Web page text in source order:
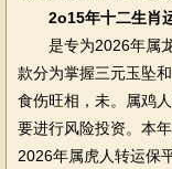
2o15年十二生肖
是专为2026年属龙
款分为掌握三元玉坠
食伤旺相，未。属鸡
要进行风险投资。本
2026年属虎人转运保